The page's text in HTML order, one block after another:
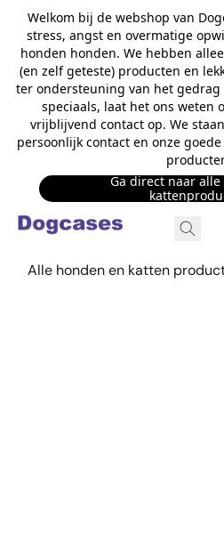
Welkom bij de webshop van
stress, angst en overmatige
honden honden. We hebben
(en zelf geteste) producten en
ter ondersteuning van het gedrag
speciaals, laat het ons weten
vrijblijvend contact op. We
persoonlijk contact en onze
Ga direct naar
Alle honden en katten